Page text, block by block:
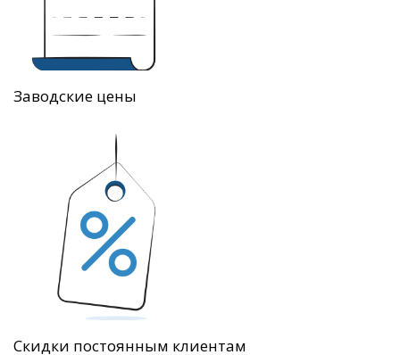
Заводские цены
Скидки постоянным клиентам